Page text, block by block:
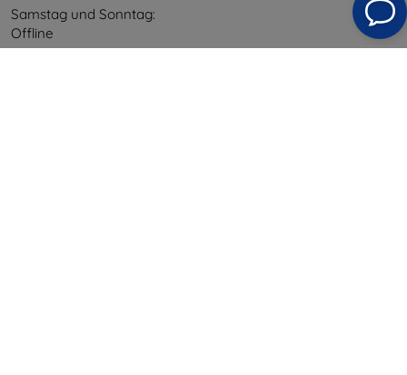
Samstag und Sonntag:
Offline